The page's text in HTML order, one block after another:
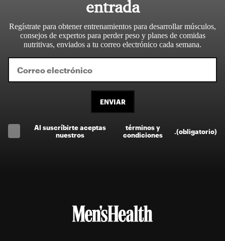
entrada
Regístrate para obtener entrenamientos para desarrollar músculos,
consejos de expertos para perder peso y planes de comidas
nutritivas, enviados a tu correo electrónico cada semana.
ENVIAR
Al suscríbirte aceptas
nuestros
términos y
condiciones
(obligatorio)